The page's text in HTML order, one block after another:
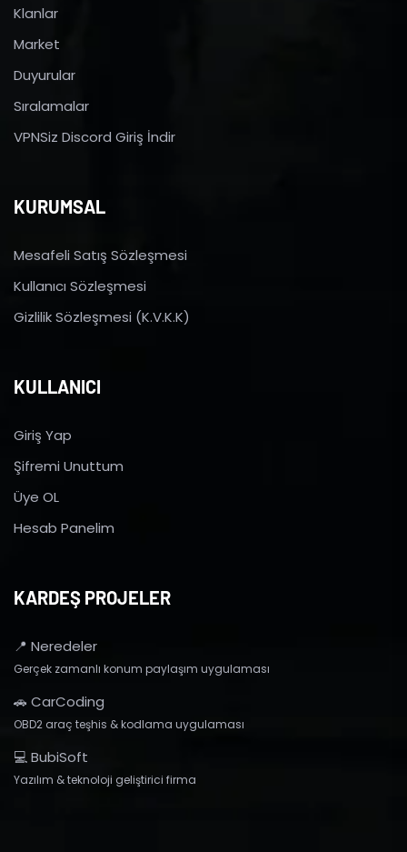
Klanlar
Market
Duyurular
Sıralamalar
VPNSiz Discord Giriş İndir
KURUMSAL
Mesafeli Satış Sözleşmesi
Kullanıcı Sözleşmesi
Gizlilik Sözleşmesi (K.V.K.K)
KULLANICI
Giriş Yap
Şifremi Unuttum
Üye OL
Hesab Panelim
KARDEŞ PROJELER
📍 Neredeler
Gerçek zamanlı konum paylaşım uygulaması
🚗 CarCoding
OBD2 araç teşhis & kodlama uygulaması
💻 BubiSoft
Yazılım & teknoloji geliştirici firma